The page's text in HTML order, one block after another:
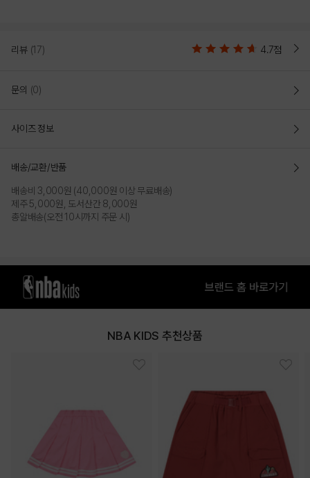
리뷰 (17) 4.7점
문의 (0)
사이즈 정보
배송/교환/반품
배송비 3,000원 (40,000원 이상 무료배송)
제주 5,000원, 도서산간 8,000원
총알배송(오전 10시까지 주문 시)
NBA KIDS 추천상품